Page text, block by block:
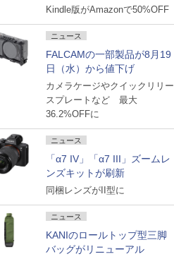
Kindle版がAmazonで50%OFF
ニュース
FALCAMの一部製品が8月19
日（水）から値下げ
カメラケージやクイックリリー
スプレートなど 最大
36.2%OFFに
ニュース
「α7 IV」「α7 III」ズームレ
ンズキットが刷新
同梱レンズがII型に
ニュース
KANIのロールトップ型三脚
バッグがリニューアル